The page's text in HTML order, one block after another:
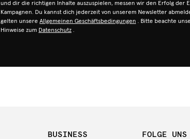
und dir die richtigen Inhalte auszuspielen, messen wir den Erfolg der
Kampagnen. Du kannst dich jederzeit von unserem Newsletter
gelten unsere Allgemeinen Geschäftsbedingungen . Bitte beachte
Hinweise zum Datenschutz .
BUSINESS FOLGE UNS